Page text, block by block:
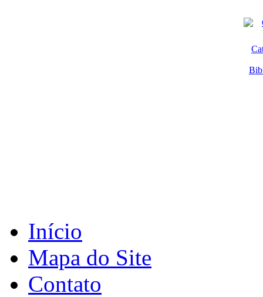
Início
Mapa do Site
Contato